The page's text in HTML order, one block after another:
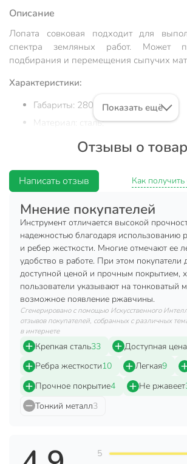
Описание
Лопата совковая подходит для
спектра земляных работ. Может
подбирания и перемещения сыпучих
Характеристики:
Габариты: 280х230 мм;
Материал: сталь;
Цвет: серый;
Преимущества:
Имеет сильную конструкцию
рабочую часть;
Ребра жесткости не позволят
растрескаться;
Бортики и два ребра
переносить больше материала;
Высококачественные материалы
долгий и комфортный срок службы.
Техническая информация
Ширина, мм
Длина, мм
Толщина, мм
Диаметр крепления для черенка, мм
Показать ещё
Отзывы о
Написать отзыв Как
Мнение покупателей
Инструмент отличается высокой
надежностью благодаря использованию
и ребер жесткости. Многие отмечают ее
удобство в работе. При этом покупатели
доступной ценой и прочным покрытием,
пользователи указывают на тонковатый
возможное появление ржавчины.
Сгенерировано с помощью Искусственного
отзывов покупателей, собранных с различных
в интернете
Крепкая сталь33 Доступная цена
Ребра жесткости10 Легкая9
Прочное покрытие4 Не ржавеет
Тонкий металл3
5